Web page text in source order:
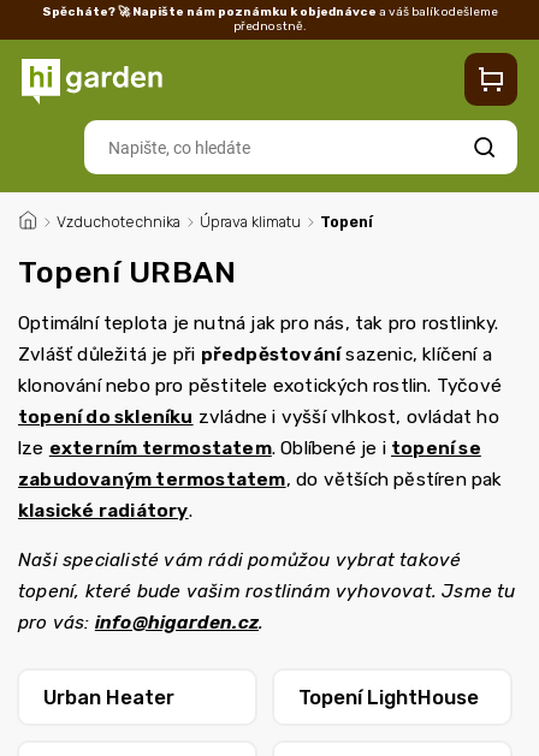
Spěcháte? 🚀 Napište nám poznámku k objednávce a váš balík odešleme
přednostně.
Vrácení/reklamace
Hledat
/ Vzduchotechnika / Úprava klimatu / Topení
Topení URBAN
Optimální teplota je nutná jak pro nás, tak pro rostlinky.
Zvlášť důležitá je při předpěstovánísazenic, klíčení a
klonování nebo pro pěstitele exotických rostlin. Tyčové
topení do skleníku zvládne i vyšší vlhkost, ovládat ho
lze externím termostatem. Oblíbené je i topení se
zabudovaným termostatem, do větších pěstíren pak
klasické radiátory.
Naši specialisté vám rádi pomůžou vybrat takové
topení, které bude vašim rostlinám vyhovovat. Jsme tu
pro vás: info@higarden.cz.
Urban Heater Topení LightHouse